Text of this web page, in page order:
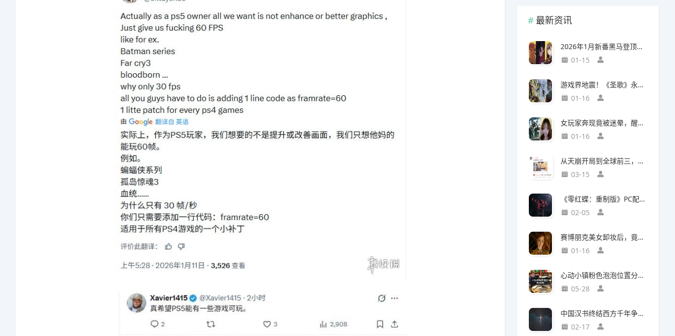
最新资讯
2026年1月新番黑马登顶，竟然力压《咒术回战》拿下第一
01-15
游戏界地震！《圣歌》永久停服，《生化9》海报震撼亮相
01-16
女玩家奔现竟被迷晕，醒来后价值千万的游戏装备不翼而飞
01-16
从天崩开局到全球前三，这还是我认识的“少前2”？
03-15
《零红蝶：重制版》PC配置公开：推荐配置RTX2060 1080p/30帧
02-05
赛博朋克美女卸妆后，竟然比浓妆时更惊艳？
01-16
心动小镇粉色泡泡位置分布攻略
05-28
中国汉书终结西方千年争吵：伯利恒之星是真实存在
02-17